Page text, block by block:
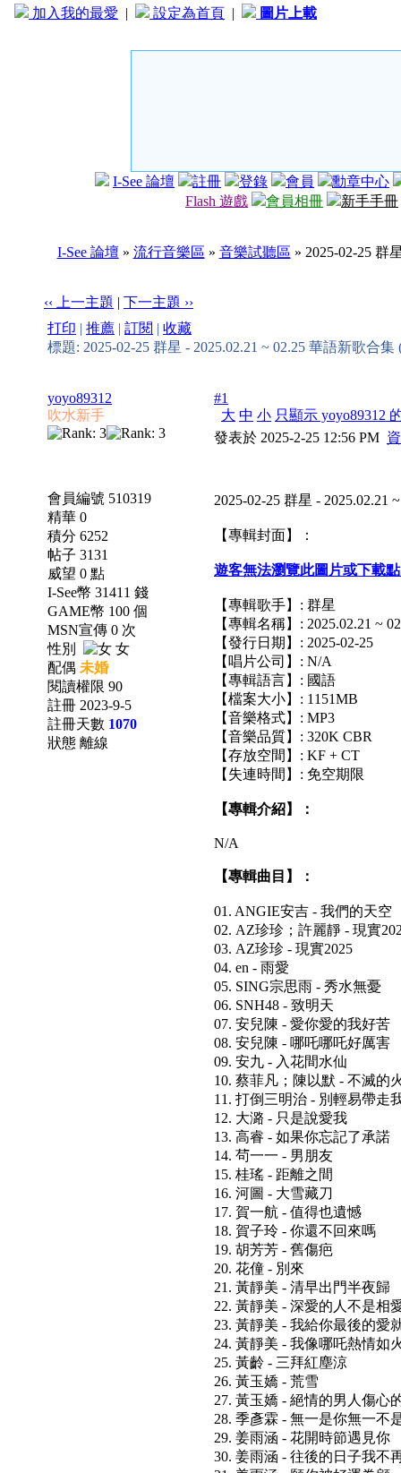
加入我的最愛 | 設定為首頁 | 圖片上載
I-See 論壇 註冊 登錄 會員
勳章中心
Flash 遊戲
會員相冊 新手手冊
I-See 論壇 » 流行音樂區 » 音樂試聽區 » 2025-02-25 群
‹‹ 上一主題 | 下一主題 ››
打印 | 推薦 | 訂閱 | 收藏
標題: 2025-02-25 群星 - 2025.02.21 ~ 02.25 華語新歌合
yoyo89312
吹水新手
會員編號 510319
精華 0
積分 6252
帖子 3131
威望 0 點
I-See幣 31411 錢
GAME幣 100 個
MSN宣傳 0 次
性別
女
配偶 未婚
閱讀權限 90
註冊 2023-9-5
註冊天數 1070
狀態 離線
#1
大 中 小 只顯示 yoyo89312
發表於 2025-2-25 12:56 PM
2025-02-25 群星 - 2025.02.21
【專輯封面】：
遊客無法瀏覽此圖片或下載
【專輯歌手】: 群星
【專輯名稱】: 2025.02.21 ~
【發行日期】: 2025-02-25
【唱片公司】: N/A
【專輯語言】: 國語
【檔案大小】: 1151MB
【音樂格式】: MP3
【音樂品質】: 320K CBR
【存放空間】: KF + CT
【失連時間】: 免空期限
【專輯介紹】：
N/A
【專輯曲目】：
01. ANGIE安吉 - 我們的天空
02. AZ珍珍；許麗靜 - 現實
03. AZ珍珍 - 現實2025
04. en - 雨愛
05. SING宗思雨 - 秀水無憂
06. SNH48 - 致明天
07. 安兒陳 - 愛你愛的我好苦
08. 安兒陳 - 哪吒哪吒好厲害
09. 安九 - 入花間水仙
10. 蔡菲凡；陳以默 - 不滅的
11. 打倒三明治 - 別輕易帶走
12. 大潞 - 只是說愛我
13. 高睿 - 如果你忘記了承諾
14. 茍一一 - 男朋友
15. 桂瑤 - 距離之間
16. 河圖 - 大雪藏刀
17. 賀一航 - 值得也遺憾
18. 賀子玲 - 你還不回來嗎
19. 胡芳芳 - 舊傷疤
20. 花僮 - 別來
21. 黃靜美 - 清早出門半夜歸
22. 黃靜美 - 深愛的人不是相
23. 黃靜美 - 我給你最後的愛
24. 黃靜美 - 我像哪吒熱情如
25. 黃齡 - 三拜紅塵涼
26. 黃玉嬌 - 荒雪
27. 黃玉嬌 - 絕情的男人傷心
28. 季彥霖 - 無一是你無一不
29. 姜雨涵 - 花開時節遇見你
30. 姜雨涵 - 往後的日子我不